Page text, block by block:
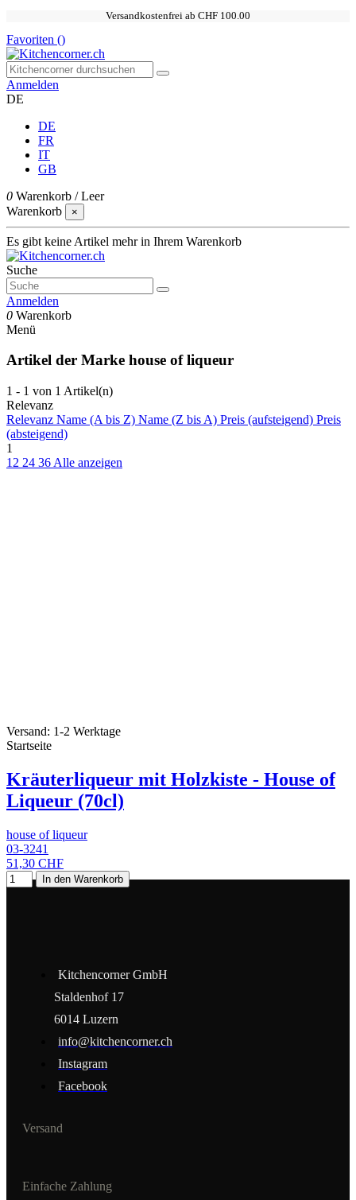
Versandkostenfrei ab CHF 100.00
Favoriten ()
Anmelden
DE
DE
FR
IT
GB
0 Warenkorb /Leer
Warenkorb
×
Es gibt keine Artikel mehr in Ihrem Warenkorb
Suche
Anmelden
0 Warenkorb
Menü
Artikel der Marke house of liqueur
1 - 1 von 1 Artikel(n)
Relevanz
Relevanz Name (A bis Z) Name (Z bis A) Preis (aufsteigend) Preis
(absteigend)
1
12 24 36 Alle anzeigen
Versand: 1-2 Werktage
Startseite
Kräuterliqueur mit Holzkiste - House of
Liqueur (70cl)
house of liqueur
03-3241
51,30 CHF
In den Warenkorb
Kitchencorner GmbH
Staldenhof 17
6014 Luzern
info@kitchencorner.ch
Instagram
Facebook
Versand
Einfache Zahlung